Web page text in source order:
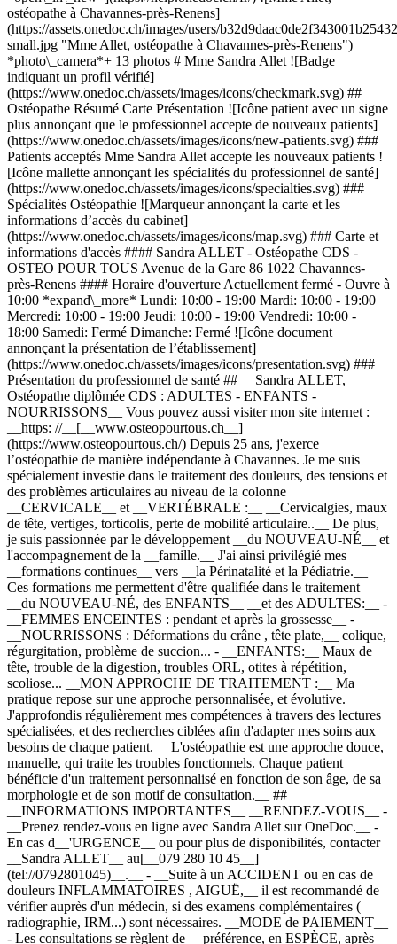
ostéopathe à Chavannes-près-Renens]
(https://assets.onedoc.ch/images/users/
small.jpg "Mme Allet, ostéopathe à Chavannes-près-Renens")
*photo\_camera*+ 13 photos # Mme Sandra Allet ![Badge
indiquant un profil vérifié]
(https://www.onedoc.ch/assets/images/icons/checkmark.svg) ##
Ostéopathe Résumé Carte Présentation ![Icône patient avec un signe
plus annonçant que le professionnel accepte de nouveaux patients]
(https://www.onedoc.ch/assets/images/icons/new-patients.svg) ###
Patients acceptés Mme Sandra Allet accepte les nouveaux patients !
[Icône mallette annonçant les spécialités du professionnel de santé]
(https://www.onedoc.ch/assets/images/icons/specialties.svg) ###
Spécialités Ostéopathie ![Marqueur annonçant la carte et les
informations d’accès du cabinet]
(https://www.onedoc.ch/assets/images/icons/map.svg) ### Carte et
informations d'accès #### Sandra ALLET - Ostéopathe CDS -
OSTEO POUR TOUS Avenue de la Gare 86 1022 Chavannes-
près-Renens #### Horaire d'ouverture Actuellement fermé - Ouvre à
10:00 *expand\_more* Lundi: 10:00 - 19:00 Mardi: 10:00 - 19:00
Mercredi: 10:00 - 19:00 Jeudi: 10:00 - 19:00 Vendredi: 10:00 -
18:00 Samedi: Fermé Dimanche: Fermé ![Icône document
annonçant la présentation de l’établissement]
(https://www.onedoc.ch/assets/images/icons/presentation.svg) ###
Présentation du professionnel de santé ## __Sandra ALLET,
Ostéopathe diplômée CDS : ADULTES - ENFANTS -
NOURRISSONS__ Vous pouvez aussi visiter mon site internet :
__https: //__[__www.osteopourtous.ch__]
(https://www.osteopourtous.ch/) Depuis 25 ans, j'exerce
l’ostéopathie de manière indépendante à Chavannes. Je me suis
spécialement investie dans le traitement des douleurs, des tensions et
des problèmes articulaires au niveau de la colonne
__CERVICALE__ et __VERTÉBRALE :__ __Cervicalgies, maux
de tête, vertiges, torticolis, perte de mobilité articulaire..__ De plus,
je suis passionnée par le développement __du NOUVEAU-NÉ__ et
l'accompagnement de la __famille.__ J'ai ainsi privilégié mes
__formations continues__ vers __la Périnatalité et la Pédiatrie.__
Ces formations me permettent d'être qualifiée dans le traitement
__du NOUVEAU-NÉ, des ENFANTS__ __et des ADULTES:__ -
__FEMMES ENCEINTES : pendant et après la grossesse__ -
__NOURRISSONS : Déformations du crâne , tête plate,__ colique,
régurgitation, problème de succion... - __ENFANTS:__ Maux de
tête, trouble de la digestion, troubles ORL, otites à répétition,
scoliose... __MON APPROCHE DE TRAITEMENT :__ Ma
pratique repose sur une approche personnalisée, et évolutive.
J'approfondis régulièrement mes compétences à travers des lectures
spécialisées, et des recherches ciblées afin d'adapter mes soins aux
besoins de chaque patient. __L'ostéopathie est une approche douce,
manuelle, qui traite les troubles fonctionnels. Chaque patient
bénéficie d'un traitement personnalisé en fonction de son âge, de sa
morphologie et de son motif de consultation.__ ##
__INFORMATIONS IMPORTANTES__ __RENDEZ-VOUS__ -
__Prenez rendez-vous en ligne avec Sandra Allet sur OneDoc.__ -
En cas d__'URGENCE__ ou pour plus de disponibilités, contacter
__Sandra ALLET__ au[__079 280 10 45__]
(tel://0792801045)__.__ - __Suite à un ACCIDENT ou en cas de
douleurs INFLAMMATOIRES , AIGUË,__ il est recommandé de
vérifier auprès d'un médecin, si des examens complémentaires (
radiographie, IRM...) sont nécessaires. __MODE de PAIEMENT__
- Les consultations se règlent de __préférence, en ESPÈCE, après